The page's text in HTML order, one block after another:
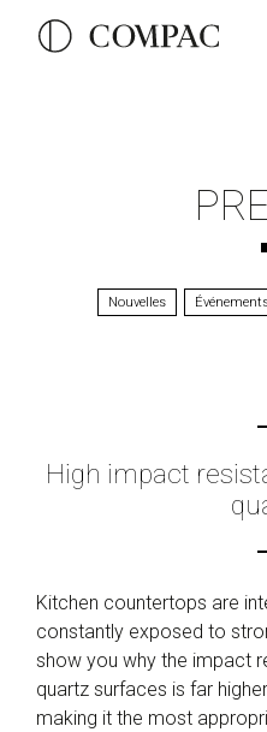
Nouvelles
High impact
Kitchen countertops are
constantly exposed to
show you why the impact
quartz surfaces is far
making it the most